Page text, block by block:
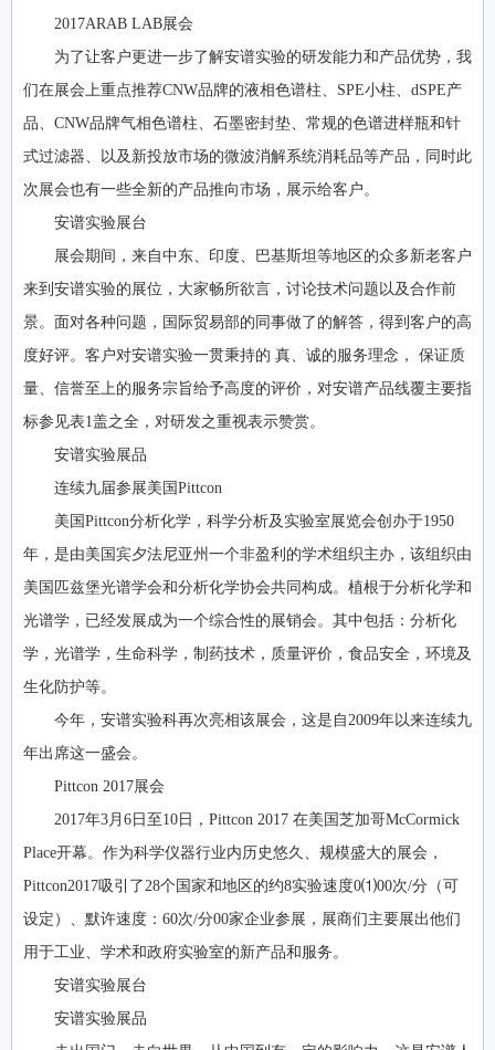
2017ARAB LAB展会
为了让客户更进一步了解安谱实验的研发能力和产品优势，我
们在展会上重点推荐CNW品牌的液相色谱柱、SPE小柱、dSPE产
品、CNW品牌气相色谱柱、石墨密封垫、常规的色谱进样瓶和针
式过滤器、以及新投放市场的微波消解系统消耗品等产品，同时此
次展会也有一些全新的产品推向市场，展示给客户。
安谱实验展台
展会期间，来自中东、印度、巴基斯坦等地区的众多新老客户
来到安谱实验的展位，大家畅所欲言，讨论技术问题以及合作前
景。面对各种问题，国际贸易部的同事做了的解答，得到客户的高
度好评。客户对安谱实验一贯秉持的 真、诚的服务理念， 保证质
量、信誉至上的服务宗旨给予高度的评价，对安谱产品线覆主要指
标参见表1盖之全，对研发之重视表示赞赏。
安谱实验展品
连续九届参展美国Pittcon
美国Pittcon分析化学，科学分析及实验室展览会创办于1950
年，是由美国宾夕法尼亚州一个非盈利的学术组织主办，该组织由
美国匹兹堡光谱学会和分析化学协会共同构成。植根于分析化学和
光谱学，已经发展成为一个综合性的展销会。其中包括：分析化
学，光谱学，生命科学，制药技术，质量评价，食品安全，环境及
生化防护等。
今年，安谱实验科再次亮相该展会，这是自2009年以来连续九
年出席这一盛会。
Pittcon 2017展会
2017年3月6日至10日，Pittcon 2017 在美国芝加哥McCormick
Place开幕。作为科学仪器行业内历史悠久、规模盛大的展会，
Pittcon2017吸引了28个国家和地区的约8实验速度0⑴00次/分（可
设定）、默许速度：60次/分00家企业参展，展商们主要展出他们
用于工业、学术和政府实验室的新产品和服务。
安谱实验展台
安谱实验展品